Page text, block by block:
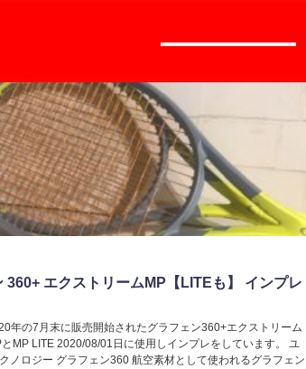
360+ エクストリームMP【LITEも】 インプレ
年の7月末に販売開始されたグラフェン360+エクストリーム
MP LITE 2020/08/01日に使用しインプレをしています。 ユ
ノロジー グラフェン360 航空素材として使われるグラフェン